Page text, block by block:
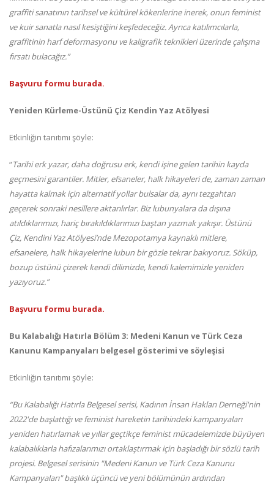
graffiti sanatının tarihsel ve kültürel kökenlerine inerek, onun feminist
ve kuir sanatla nasıl kesiştiğini keşfedeceğiz. Ayrıca katılımcılarla,
graffitinin harf deformasyonu ve kaligrafik teknikleri üzerinde çalışma
fırsatı bulacağız.”
Başvuru formu burada.
Yeniden Kürleme-Üstünü Çiz Kendin Yaz Atölyesi
Etkinliğin tanıtımı şöyle:
“Tarihi erk yazar, daha doğrusu erk, kendi işine gelen tarihin kayda
geçmesini garantiler. Mitler, efsaneler, halk hikayeleri de, zaman zaman
hayatta kalmak için alternatif yollar bulsalar da, aynı tezgahtan
geçerek sonraki nesillere aktarılırlar. Biz lubunyalara da dışına
atıldıklarımızı, hariç bırakıldıklarımızı baştan yazmak yakışır. Üstünü
Çiz, Kendini Yaz Atölyesi’nde Mezopotamya kaynaklı mitlere,
efsanelere, halk hikayelerine lubun bir gözle tekrar bakıyoruz. Söküp,
bozup üstünü çizerek kendi dilimizde, kendi kalemimizle yeniden
yazıyoruz.”
Başvuru formu burada.
Bu Kalabalığı Hatırla Bölüm 3: Medeni Kanun ve Türk Ceza
Kanunu Kampanyaları belgesel gösterimi ve söyleşisi
Etkinliğin tanıtımı şöyle:
“Bu Kalabalığı Hatırla Belgesel serisi, Kadının İnsan Hakları Derneği'nin
2022'de başlattığı ve feminist hareketin tarihindeki kampanyaları
yeniden hatırlamak ve yıllar geçtikçe feminist mücadelemizde büyüyen
kalabalıklarla hafızalarımızı ortaklaştırmak için başladığı bir sözlü tarih
projesi. Belgesel serisinin "Medeni Kanun ve Türk Ceza Kanunu
Kampanyaları" başlıklı üçüncü ve yeni bölümünün ardından